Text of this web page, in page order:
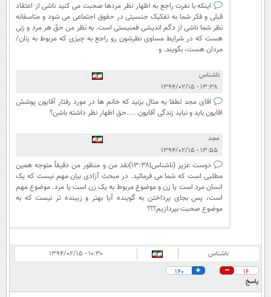
اینکه با نفرت راجع به اظهار نظر مردها صحبت می کنید ناشی از اعتقاد
قبلی و فکر شما به تفکیک جنسیتی در حقوق اجتماعی می شود و متاسفانه
نظر شما ناشی از دگم اندیشی فمنیستی است. به نظر من حقّ هر مرد و زنی
هست که در شرایط مساوی نظرشون رو راجع به چیزی که مربوط به زنان/
مردان هست، بگویند. و
ناشناس
۱۳:۳۸ - ۱۳۹۴/۰۲/۱۵
اقای مجد لطفا یه مثال بزنید که خانم ها در مورد رفتار آقایون پوشش
اقایون باید و نباید زندگی آقایون ....حق اظهار نظر داشته باشن؟
مجد
۱۳:۵۵ - ۱۳۹۴/۰۲/۱۵
دوست عزیز (ناشناس|۱۳:۳۸)نقد من و منظور من دقیقاً متوجه همین
مطلبی است که شما می فرمائید. در مبحث آزادی بیان مهم نیست که یک
انسان مرد است یا زن و موضوع مربوط به یک زن است یا مرد. موضوع مهم
است، پس بجای پرداختن به گوینده آیا بهتر و زیبنده تر نیست که به
موضوع صحبت بپردازیم؟؟؟
ناشناس
۱۰:۳۰ - ۱۳۹۴/۰۲/۱۵
16
140
پاسخ